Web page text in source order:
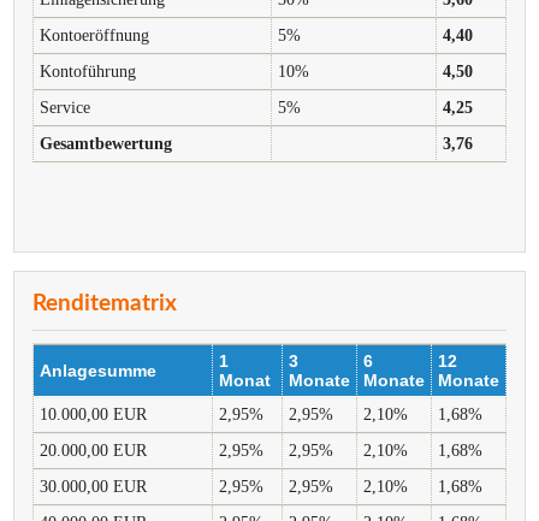
Kontoeröffnung
5%
4,40
Kontoführung
10%
4,50
Service
5%
4,25
Gesamtbewertung
3,76
Renditematrix
Anlagesumme
1
Monat
3
Monate
6
Monate
12
Monate
10.000,00 EUR 2,95% 2,95% 2,10%
1,68%
20.000,00 EUR
2,95% 2,95% 2,10%
1,68%
30.000,00 EUR
2,95% 2,95% 2,10%
1,68%